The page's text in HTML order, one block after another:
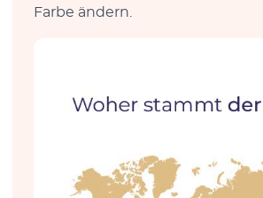
Farbe ändern.